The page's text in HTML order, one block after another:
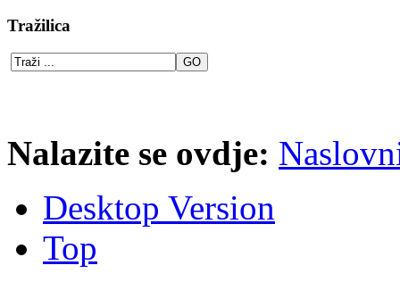
Tražilica
Nalazite se ovdje:
Desktop Version
Top